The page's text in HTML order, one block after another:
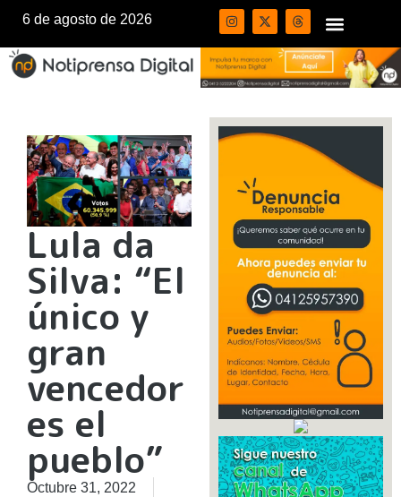
6 de agosto de 2026
Lula da
Silva: “El
único y
gran
vencedor
es el
pueblo”
Octubre 31, 2022